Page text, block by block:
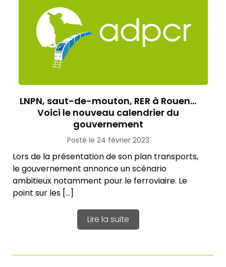
LNPN, saut-de-mouton, RER à Rouen…
Voici le nouveau calendrier du
gouvernement
Posté le 24 février 2023
Lors de la présentation de son plan transports,
le gouvernement annonce un scénario
ambitieux notamment pour le ferroviaire. Le
point sur les […]
Lire la suite